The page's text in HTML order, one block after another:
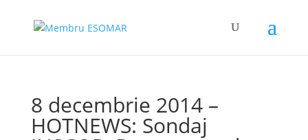
8 decembrie 2014 –
HOTNEWS: Sondaj